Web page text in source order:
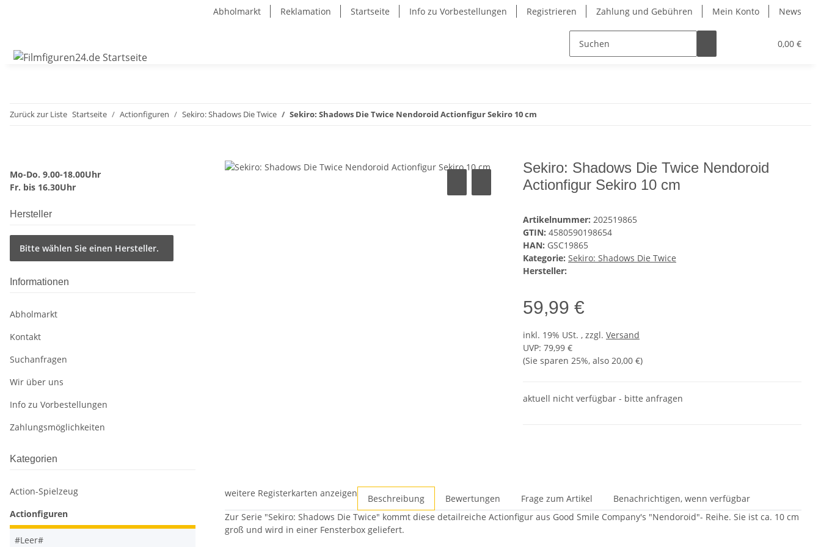
Abholmarkt Reklamation Startseite Info zu Vorbestellungen Registrieren Zahlung und Gebühren Mein Konto News
0,00 €
Zurück zur Liste Startseite Actionfiguren Sekiro: Shadows Die Twice Sekiro: Shadows Die Twice Nendoroid Actionfigur Sekiro 10 cm
Sekiro: Shadows Die Twice Nendoroid
Actionfigur Sekiro 10 cm
Artikelnummer: 202519865
GTIN: 4580590198654
HAN: GSC19865
Kategorie: Sekiro: Shadows Die Twice
Hersteller:
59,99 €
inkl. 19% USt. , zzgl. Versand
UVP: 79,99 €
(Sie sparen 25%, also 20,00 €)
aktuell nicht verfügbar - bitte anfragen
weitere Registerkarten anzeigen Beschreibung Bewertungen Frage zum Artikel
Benachrichtigen, wenn verfügbar
Zur Serie "Sekiro: Shadows Die Twice" kommt diese detailreiche Actionfigur aus Good Smile Company's "Nendoroid"- Reihe. Sie ist ca. 10 cm
groß und wird in einer Fensterbox geliefert.
Mo-Do. 9.00-18.00Uhr
Fr. bis 16.30Uhr
Hersteller
Bitte wählen Sie einen Hersteller.
Informationen
Abholmarkt
Kontakt
Suchanfragen
Wir über uns
Info zu Vorbestellungen
Zahlungsmöglichkeiten
Kategorien
Action-Spielzeug
Actionfiguren
#Leer#